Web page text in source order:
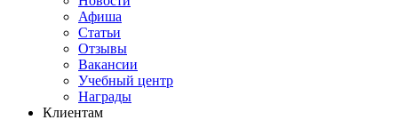
Афиша
Статьи
Отзывы
Вакансии
Учебный центр
Награды
Клиентам